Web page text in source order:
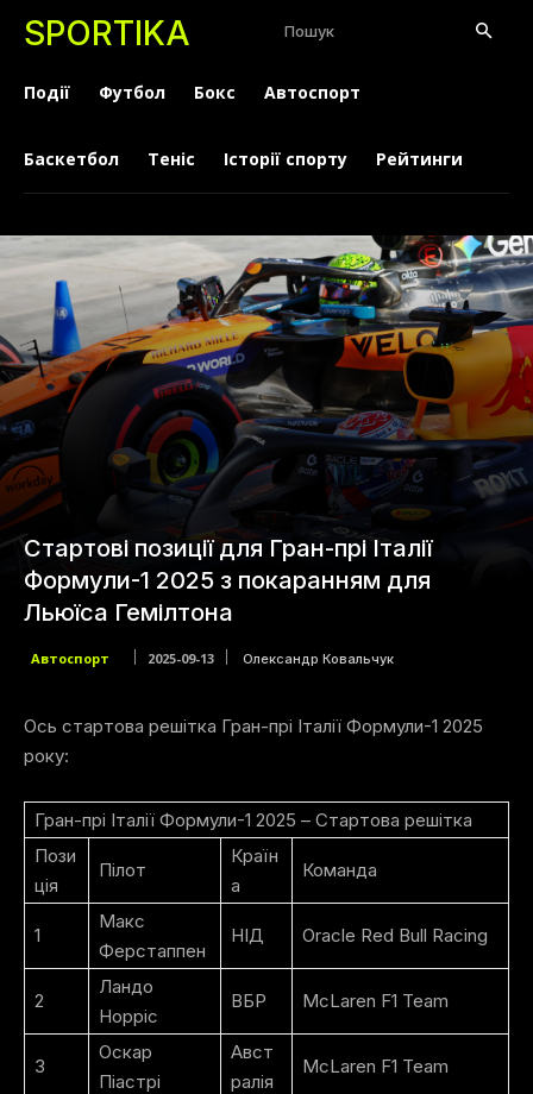
SPORTIKA Пошук
Події Футбол Бокс Автоспорт
Баскетбол Теніс Історії спорту Рейтинги
Стартові позиції для Гран-прі Італії
Формули-1 2025 з покаранням для
Льюїса Гемілтона
Автоспорт 2025-09-13 Олександр Ковальчук
Ось стартова решітка Гран-прі Італії Формули-1 2025
року:
Гран-прі Італії Формули-1 2025 – Стартова решітка
Пози
ція
Пілот
Країн
а
Команда
1
Макс
Ферстаппен
НІД Oracle Red Bull Racing
2
Ландо
Норріс
ВБР McLaren F1 Team
3
Оскар
Піастрі
Авст
ралія
McLaren F1 Team